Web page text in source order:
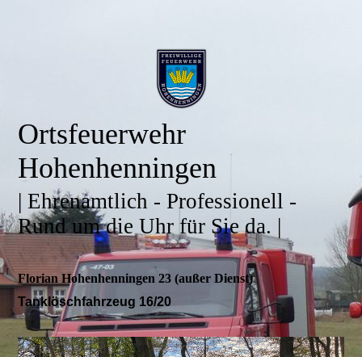
Ortsfeuerwehr
Hohenhenningen
| Ehrenamtlich - Professionell -
Rund um die Uhr für Sie da. |
Florian Hohenhenningen 23 (außer Dienst)
Tanklöschfahrzeug 16/20